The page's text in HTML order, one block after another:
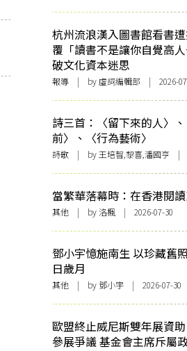
杭州流浪漢入圖書館看書
覆「讀書不是讓你自覺高
破文化資本迷思
報導 | by 虛詞編輯部 | 2026-
詩三首：〈留下來的人〉
前〉、〈行為藝術〉
詩歌 | by 王培智,黎喜,潘國亨 |
當繁華落幕時：在香港閱
其他 | by洛楓 | 2026-07-30
鄧小宇憶施南生 以珍藏舊
日歲月
其他 | by 鄧小宇 | 2026-07-30
歐盟終止威尼斯雙年展資
參展爭議 基金會主席斥屬